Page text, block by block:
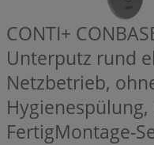
CONTI+
Unterputz rund
Netzbetrieb,
FertigMontage-